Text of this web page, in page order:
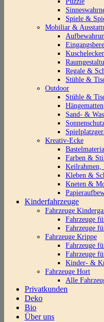
Spiele &
Mobiliar &
Kuschelecken
Regale &
Stühle &
Outdoor
Stühle &
Hängematten
Sand- &
Kreativ-Ecke
Farben &
Keilrahmen,
Kleben &
Kneten &
Kinderfahrzeuge
Fahrzeuge
Fahrzeuge
Fahrzeuge
Fahrzeuge Krippe
Fahrzeuge
Fahrzeuge
Kinder- &
Fahrzeuge Hort
Alle
Privatkunden
Deko
Bio
Über uns